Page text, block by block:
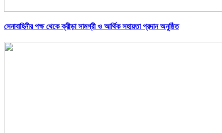
সেনাবাহিনীর পক্ষ থেকে ক্রীড়া সামগ্রী ও আর্থিক সহায়তা প্রদান অনুষ্ঠিত